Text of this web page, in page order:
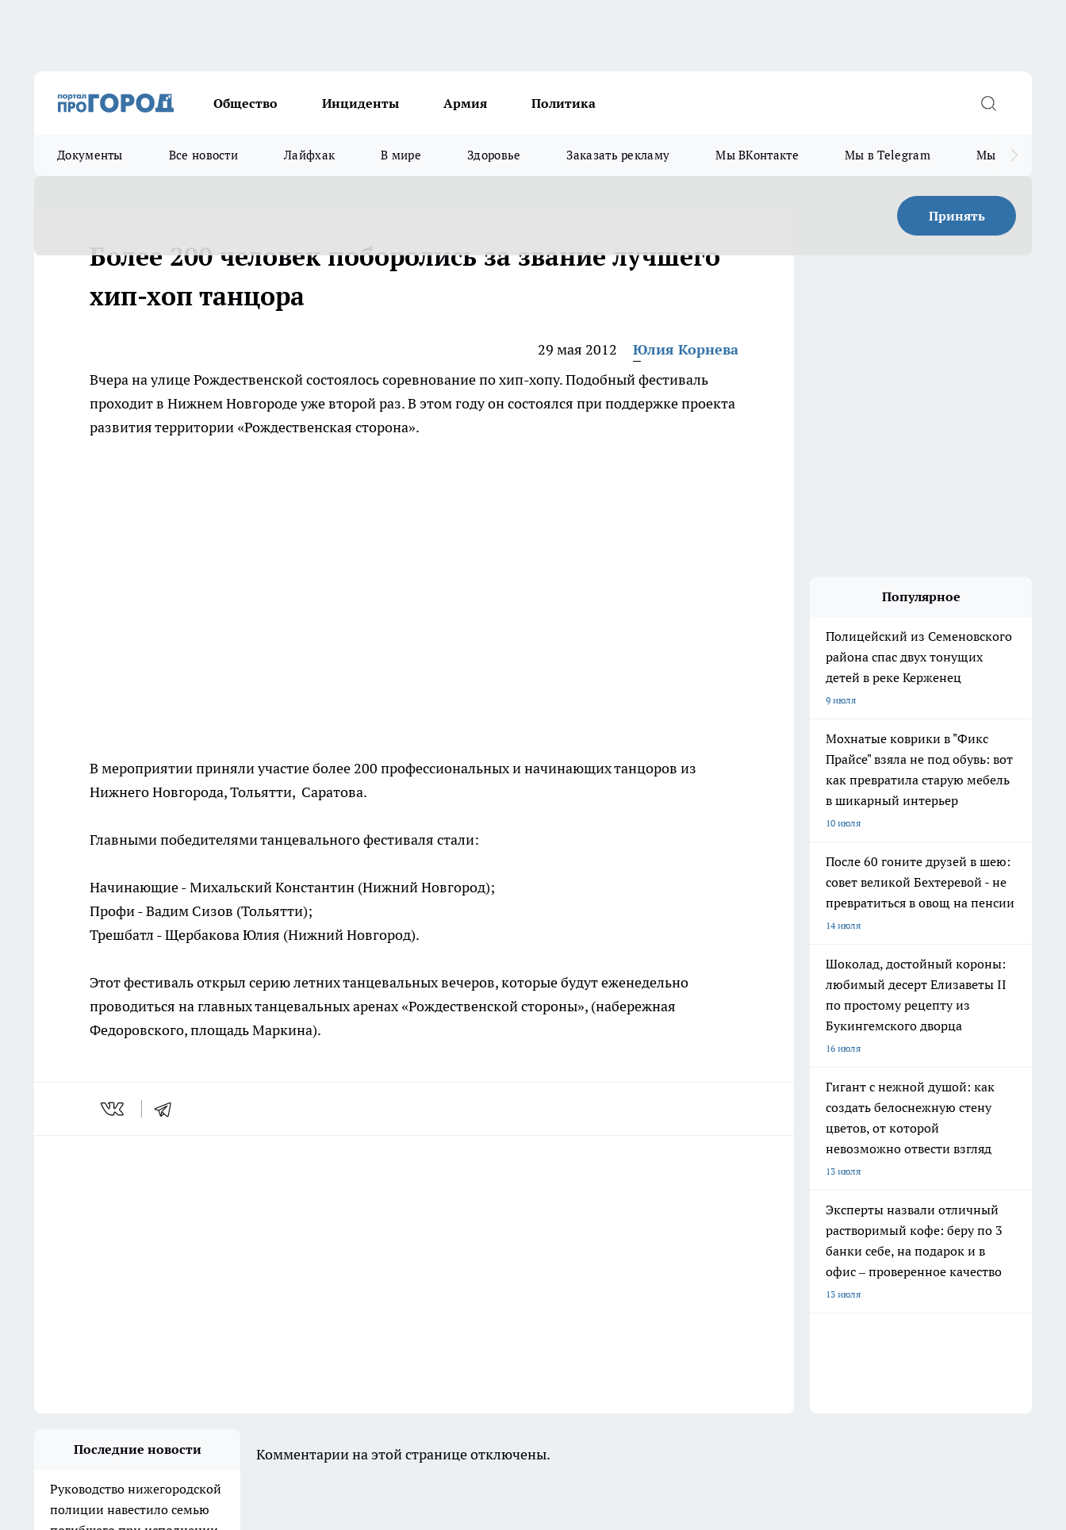
Общество Инциденты Армия Политика
Документы Все новости Лайфхак В мире Здоровье Заказать рекламу Мы ВКонтакте Мы в Telegram Мы в MAX
Принять
Более 200 человек поборолись за звание лучшего
хип-хоп танцора
29 мая 2012
Юлия Корнева
Вчера на улице Рождественской состоялось соревнование по хип-хопу. Подобный фестиваль
проходит в Нижнем Новгороде уже второй раз. В этом году он состоялся при поддержке проекта
развития территории «Рождественская сторона».
В мероприятии приняли участие более 200 профессиональных и начинающих танцоров из
Нижнего Новгорода, Тольятти, Саратова.
Главными победителями танцевального фестиваля стали:
Начинающие - Михальский Константин (Нижний Новгород);
Профи - Вадим Сизов (Тольятти);
Трешбатл - Щербакова Юлия (Нижний Новгород).
Этот фестиваль открыл серию летних танцевальных вечеров, которые будут еженедельно
проводиться на главных танцевальных аренах «Рождественской стороны», (набережная
Федоровского, площадь Маркина).
Популярное
Полицейский из Семеновского
района спас двух тонущих
детей в реке Керженец
9 июля
Мохнатые коврики в "Фикс
Прайсе" взяла не под обувь: вот
как превратила старую мебель
в шикарный интерьер
10 июля
После 60 гоните друзей в шею:
совет великой Бехтеревой - не
превратиться в овощ на пенсии
14 июля
Шоколад, достойный короны:
любимый десерт Елизаветы II
по простому рецепту из
Букингемского дворца
16 июля
Гигант с нежной душой: как
создать белоснежную стену
цветов, от которой
невозможно отвести взгляд
13 июля
Эксперты назвали отличный
растворимый кофе: беру по 3
банки себе, на подарок и в
офис – проверенное качество
13 июля
Последние новости
Руководство нижегородской
полиции навестило семью
Комментарии на этой странице отключены.